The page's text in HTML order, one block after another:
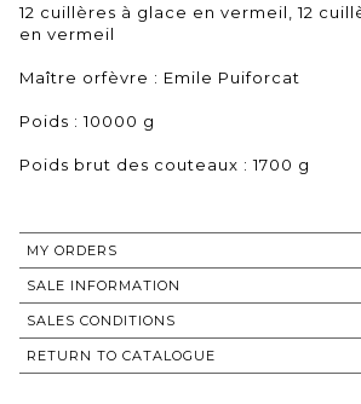
12 cuillères à glace en vermeil, 12
en vermeil
Maître orfèvre : Emile Puiforcat
Poids : 10000 g
Poids brut des couteaux : 1700 g
MY ORDERS
SALE INFORMATION
SALES CONDITIONS
RETURN TO CATALOGUE